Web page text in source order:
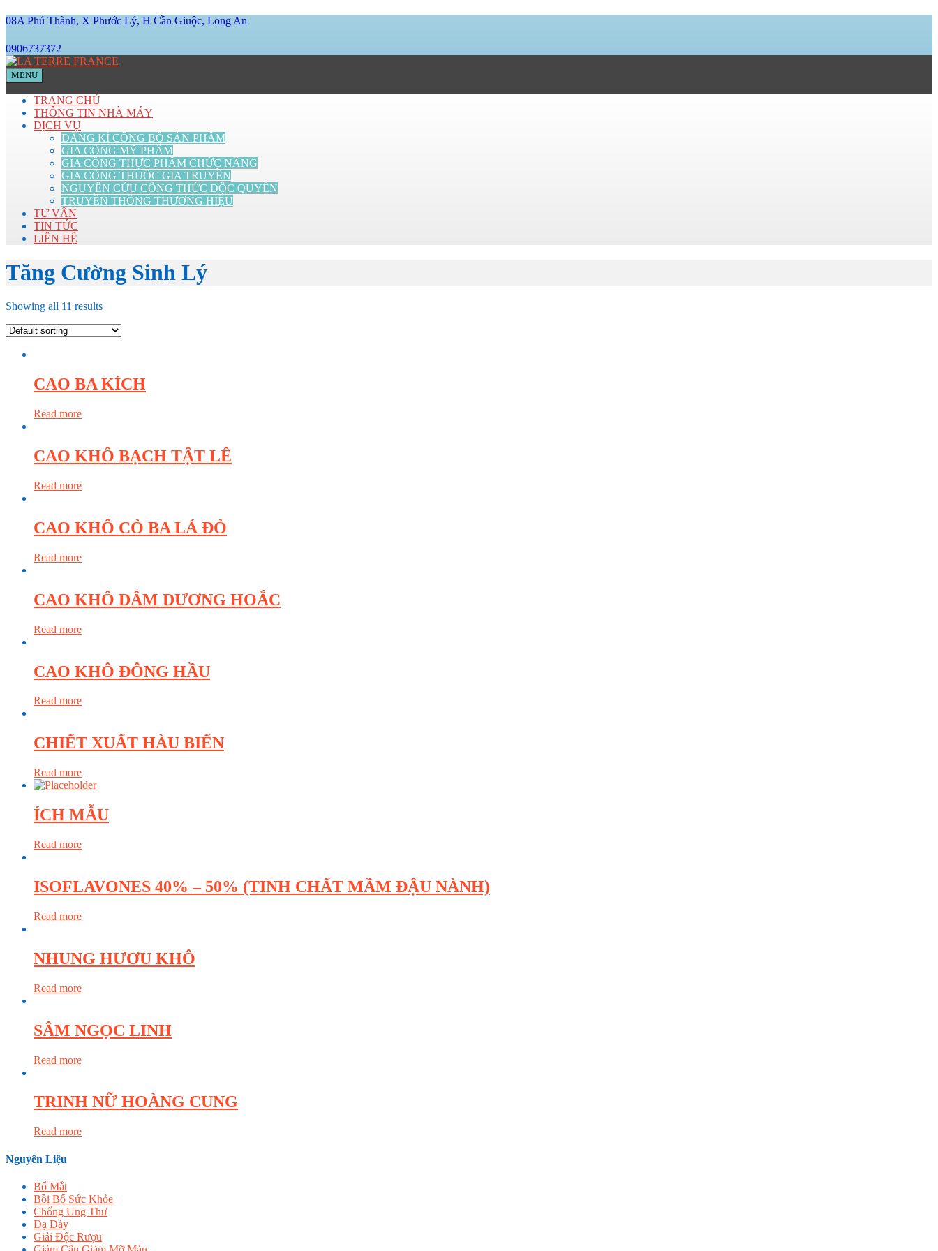
08A Phú Thành, X Phước Lý, H Cần Giuộc, Long An
0906737372
MENU
TRANG CHỦ
THÔNG TIN NHÀ MÁY
DỊCH VỤ
ĐĂNG KÍ CÔNG BỐ SẢN PHẨM
GIA CÔNG MỸ PHẨM
GIA CÔNG THỰC PHẨM CHỨC NĂNG
GIA CÔNG THUỐC GIA TRUYỀN
NGUYÊN CỨU CÔNG THỨC ĐỘC QUYỀN
TRUYỀN THÔNG THƯƠNG HIỆU
TƯ VẤN
TIN TỨC
LIÊN HỆ
Tăng Cường Sinh Lý
Showing all 11 results
CAO BA KÍCH
Read more
CAO KHÔ BẠCH TẬT LÊ
Read more
CAO KHÔ CỎ BA LÁ ĐỎ
Read more
CAO KHÔ DÂM DƯƠNG HOẮC
Read more
CAO KHÔ ĐÔNG HẦU
Read more
CHIẾT XUẤT HÀU BIỂN
Read more
ÍCH MẪU
Read more
ISOFLAVONES 40% – 50% (TINH CHẤT MẦM ĐẬU NÀNH)
Read more
NHUNG HƯƠU KHÔ
Read more
SÂM NGỌC LINH
Read more
TRINH NỮ HOÀNG CUNG
Read more
Nguyên Liệu
Bổ Mắt
Bồi Bổ Sức Khỏe
Chống Ung Thư
Dạ Dày
Giải Độc Rượu